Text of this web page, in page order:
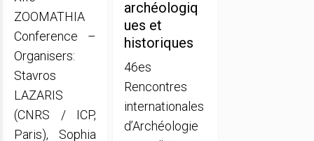
ZOOMATHIA
Conference –
Organisers:
Stavros
LAZARIS
(CNRS / ICP,
Paris), Sophia
archéologiq
ues et
historiques
46es
Rencontres
internationales
d’Archéologie